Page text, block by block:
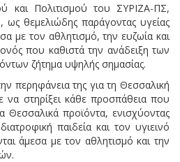
και Πολιτισμού του ΣΥΡΙΖΑ-ΠΣ,
ως θεμελιώδης παράγοντας υγείας
με τον αθλητισμό, την ευζωία και
που καθιστά την ανάδειξη των
ζήτημα υψηλής σημασίας.
περηφάνεια της για τη Θεσσαλική
να στηρίξει κάθε προσπάθεια που
Θεσσαλικά προϊόντα, ενισχύοντας
παιδεία και τον υγιεινό
άμεσα με τον αθλητισμό και την